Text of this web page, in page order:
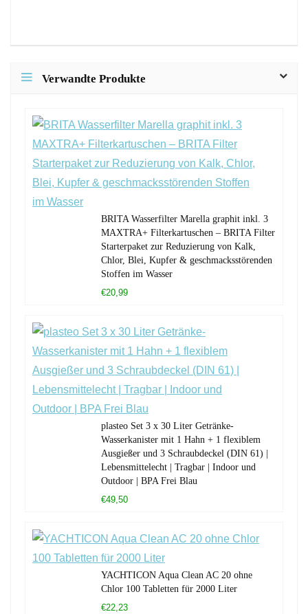
Verwandte Produkte
BRITA Wasserfilter Marella graphit inkl. 3
MAXTRA+ Filterkartuschen – BRITA Filter
Starterpaket zur Reduzierung von Kalk,
Chlor, Blei, Kupfer & geschmacksstörenden
Stoffen im Wasser
€20,99
plasteo Set 3 x 30 Liter Getränke-
Wasserkanister mit 1 Hahn + 1 flexiblem
Ausgießer und 3 Schraubdeckel (DIN 61) |
Lebensmittelecht | Tragbar | Indoor und
Outdoor | BPA Frei Blau
€49,50
YACHTICON Aqua Clean AC 20 ohne
Chlor 100 Tabletten für 2000 Liter
€22,23